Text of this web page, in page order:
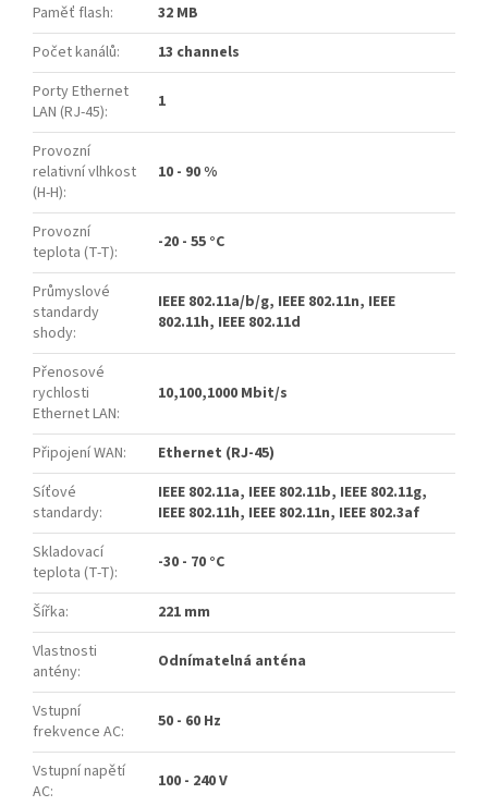
Paměť flash:
32 MB
Počet kanálů:
13 channels
Porty Ethernet
LAN (RJ-45): 1
Provozní
relativní vlhkost
(H-H):
10 - 90 %
Provozní
teplota (T-T): -20 - 55 °C
Průmyslové
standardy
shody:
IEEE 802.11a/b/g, IEEE 802.11n, IEEE
802.11h, IEEE 802.11d
Přenosové
rychlosti
Ethernet LAN:
10,100,1000 Mbit/s
Připojení WAN:
Ethernet (RJ-45)
Síťové
standardy:
IEEE 802.11a, IEEE 802.11b, IEEE 802.11g,
IEEE 802.11h, IEEE 802.11n, IEEE 802.3af
Skladovací
teplota (T-T): -30 - 70 °C
Šířka:
221 mm
Vlastnosti
antény: Odnímatelná anténa
Vstupní
frekvence AC: 50 - 60 Hz
Vstupní napětí
AC: 100 - 240 V